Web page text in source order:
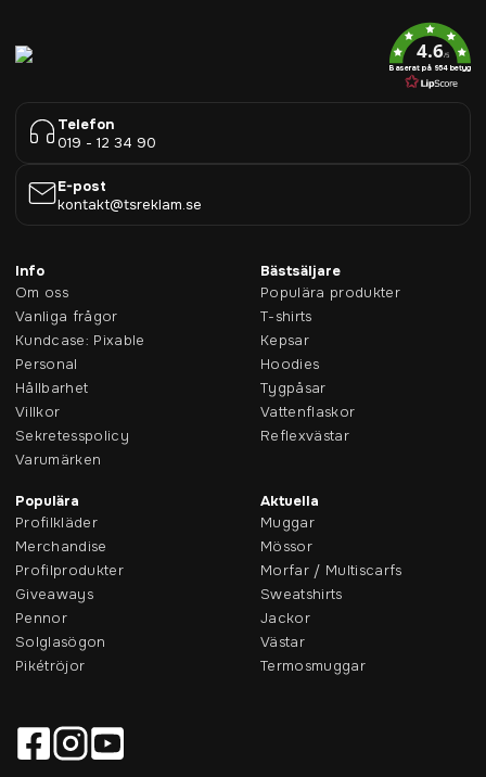
4.6/5
Baserat på 954 betyg
Telefon
019 - 12 34 90
E-post
kontakt@tsreklam.se
Info
Om oss
Vanliga frågor
Kundcase: Pixable
Personal
Hållbarhet
Villkor
Sekretesspolicy
Varumärken
Bästsäljare
Populära produkter
T-shirts
Kepsar
Hoodies
Tygpåsar
Vattenflaskor
Reflexvästar
Populära
Profilkläder
Merchandise
Profilprodukter
Giveaways
Pennor
Solglasögon
Pikétröjor
Aktuella
Muggar
Mössor
Morfar / Multiscarfs
Sweatshirts
Jackor
Västar
Termosmuggar